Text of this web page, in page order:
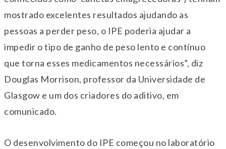
mostrado excelentes resultados ajudando as
pessoas a perder peso, o IPE poderia ajudar a
impedir o tipo de ganho de peso lento e contínuo
que torna esses medicamentos necessários”, diz
Douglas Morrison, professor da Universidade de
Glasgow e um dos criadores do aditivo, em
comunicado.
O desenvolvimento do IPE começou no laboratório